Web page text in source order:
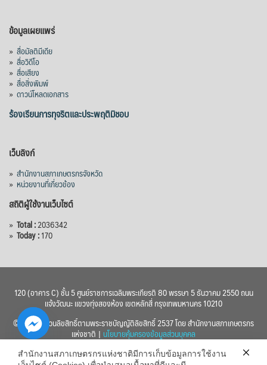
ข้อมูลเผยแพร่
» สื่อมัลติมีเดีย
» สื่อวิดีโอ
» สื่อเสียง
» สื่อสิ่งพิมพ์
» ดาวน์โหลดเอกสาร
ร้องเรียนการทุจริตและประพฤติมิชอบ
เว็บลิงก์
» สำนักงานสภาเกษตรกรจังหวัด
» หน่วยงานที่เกี่ยวข้อง
สถิติผู้ใช้งานเว็บไซต์
» Total :2036342
» Today :170
120 (อาคาร C) ชั้น 5 ศูนย์ราชการเฉลิมพระเกียรติ 80 พรรษา 5 ธันวาคม 2550 ถนน
แจ้งวัฒนะ แขวงทุ่งสองห้อง เขตหลักสี่ กรุงเทพมหานคร 10210
© 2560 สงวนลิขสิทธิ์ตามพระราชบัญญัติลิขสิทธิ์ 2537 โดย สำนักงานสภาเกษตรกร
แห่งชาติ | นโยบายคุ้มครองข้อมูลส่วนบุคคล
สำนักงานสภาเกษตรกรแห่งชาติมีการเก็บข้อมูลการใช้งาน